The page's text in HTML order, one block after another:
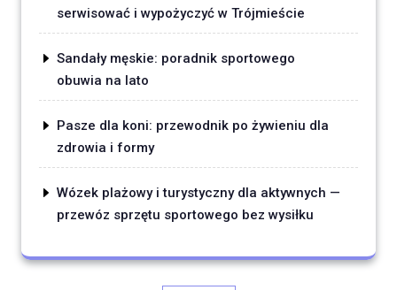
serwisować i wypożyczyć w Trójmieście
Sandały męskie: poradnik sportowego
obuwia na lato
Pasze dla koni: przewodnik po żywieniu dla
zdrowia i formy
Wózek plażowy i turystyczny dla aktywnych —
przewóz sprzętu sportowego bez wysiłku